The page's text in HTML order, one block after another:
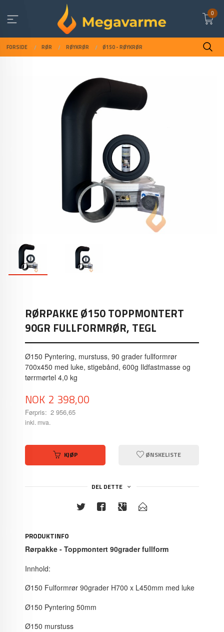
innholdet
0
FORSIDE RØR RØYKRØR Ø150 - RØYKRØR
RØRPAKKE Ø150 TOPPMONTERT
90GR FULLFORMRØR, TEGL
Ø150 Pyntering, murstuss, 90 grader fullformrør
700x450 med luke, stigebånd, 600g Ildfastmasse og
tørrmørtel 4,0 kg
Tilbud
NOK 2 398,00
Førpris: 2 956,65
Rabatt
inkl. mva.
KJØP ØNSKELISTE
DEL DETTE
PRODUKTINFO
Rørpakke - Toppmontert 90grader fullform
Innhold:
Ø150 Fulformrør 90grader H700 x L450mm med luke
Ø150 Pyntering 50mm
Ø150 murstuss